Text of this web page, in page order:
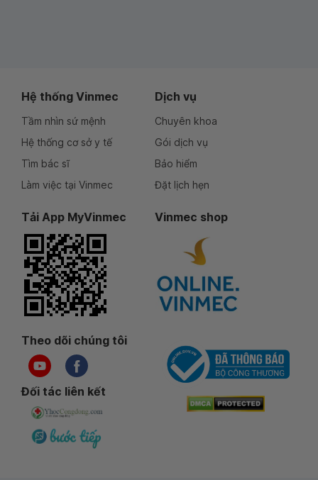
Hệ thống Vinmec
Tầm nhìn sứ mệnh
Hệ thống cơ sở y tế
Tìm bác sĩ
Làm việc tại Vinmec
Dịch vụ
Chuyên khoa
Gói dịch vụ
Bảo hiểm
Đặt lịch hẹn
Tải App MyVinmec Vinmec shop
Theo dõi chúng tôi
Đối tác liên kết